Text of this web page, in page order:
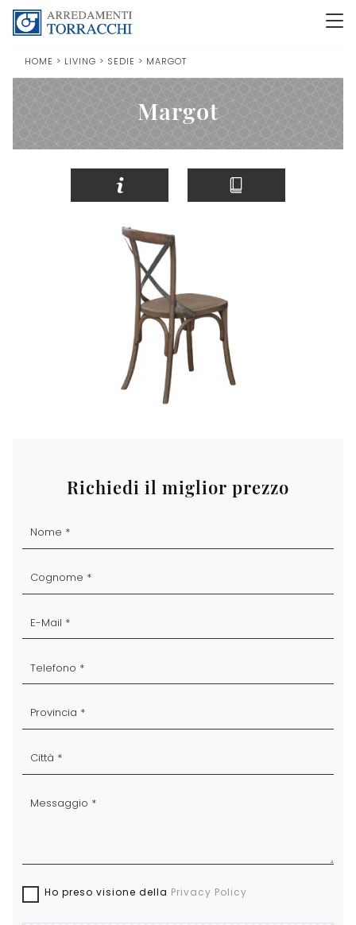
HOME > LIVING > SEDIE > MARGOT
Margot
Richiedi il miglior prezzo
Ho preso visione della Privacy Policy